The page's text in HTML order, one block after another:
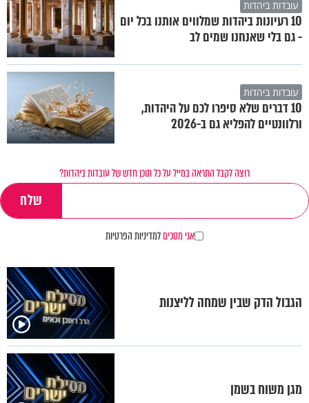
עובדות ביהדות
10 רעיונות ביהדות שמלווים אותנו בכל יום
- גם בלי שאנחנו שמים לב
עובדות ביהדות
10 דברים שלא סיפרו לכם על היהדות,
ורלוונטיים להפליא גם ב-2026
רוצה לקבל התראה במייל על כל תוכן חדש של עובדות ביהדות?
אני מסכיםלמדיניות הפרטיות
הגבול הדק שבין שמחה לליצנות
מגן משוח בשמן